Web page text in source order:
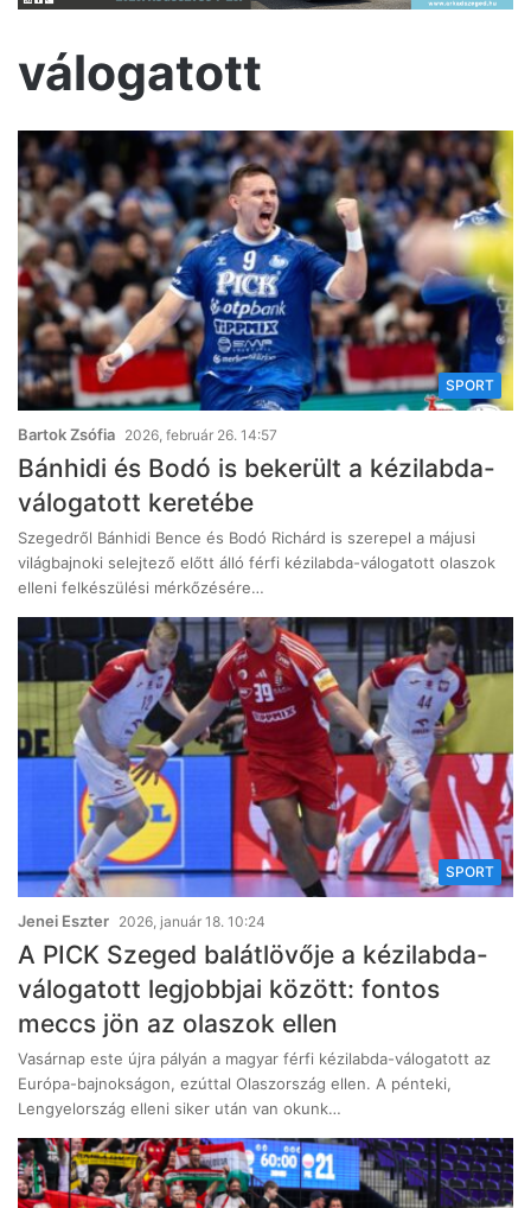
válogatott
SPORT
Bartok Zsófia 2026, február 26. 14:57
Bánhidi és Bodó is bekerült a kézilabda-
válogatott keretébe
Szegedről Bánhidi Bence és Bodó Richárd is szerepel a májusi
világbajnoki selejtező előtt álló férfi kézilabda-válogatott olaszok
elleni felkészülési mérkőzésére…
SPORT
Jenei Eszter 2026, január 18. 10:24
A PICK Szeged balátlövője a kézilabda-
válogatott legjobbjai között: fontos
meccs jön az olaszok ellen
Vasárnap este újra pályán a magyar férfi kézilabda-válogatott az
Európa-bajnokságon, ezúttal Olaszország ellen. A pénteki,
Lengyelország elleni siker után van okunk…